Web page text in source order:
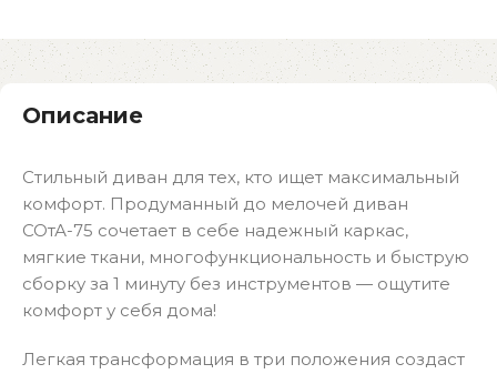
Описание
Стильный диван для тех, кто ищет максимальный
комфорт. Продуманный до мелочей диван
СОтА-75 сочетает в себе надежный каркас,
мягкие ткани, многофункциональность и быструю
сборку за 1 минуту без инструментов — ощутите
комфорт у себя дома!
Легкая трансформация в три положения создаст